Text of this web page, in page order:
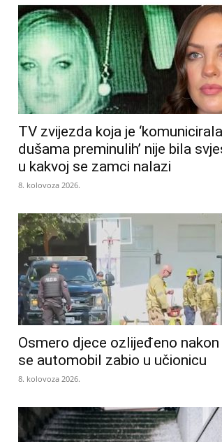
TV zvijezda koja je
dušama preminulih’ nije bila
u kakvoj se zamci nalazi
8. kolovoza 2026.
Osmero djece ozlijeđeno
se automobil zabio u učionicu
8. kolovoza 2026.